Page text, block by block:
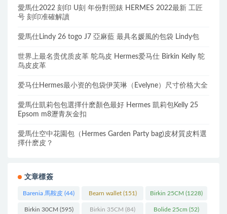
愛馬仕2022 刻印 U刻 年份對照錶 HERMES 2022最新 工匠
号 刻印准確解讀
愛馬仕Lindy 26 togo J7 亞麻藍 最具名媛風的包袋 Lindy包
世界上最名贵优质皮革 鸵鸟皮 Hermes爱马仕 Birkin Kelly 鸵
鸟皮皮革
爱马仕Hermes最小资的包袋伊芙琳（Evelyne）尺寸价格大全
愛馬仕凱莉包包選擇什麽顏色最好 Hermes 凱莉包Kelly 25
Epsom m8瀝青灰金扣
愛馬仕空中花園包（Hermes Garden Party bag)皮材質皮料選
擇什麽皮？
文章標簽
Barenia 馬鞍皮 (44) Bearn wallet(151) Birkin 25CM (1228)
Birkin 30CM (595) Birkin 35CM (84) Bolide 25cm (52)